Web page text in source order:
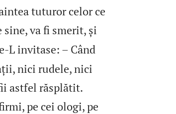
tuturor celor ce
va fi smerit, și
invitase: – Când
nici rudele, nici
astfel răsplătit.
pe cei ologi, pe